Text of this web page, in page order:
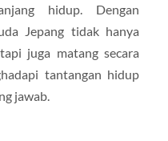
hidup. Dengan
Jepang tidak hanya
juga matang secara
tantangan hidup
jawab.